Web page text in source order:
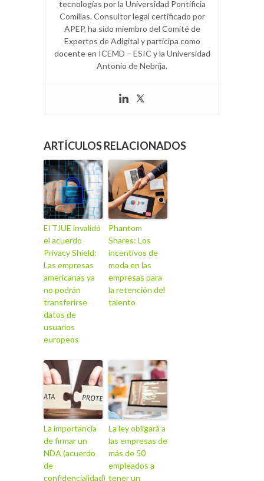
tecnologías por la Universidad Pontificia
Comillas. Consultor legal certificado por
APEP, ha sido miembro del Comité de
Expertos de Adigital y participa como
docente en ICEMD – ESIC y la Universidad
Antonio de Nebrija.
ARTÍCULOS RELACIONADOS
El TJUE invalidó
el acuerdo
Privacy Shield:
Las empresas
americanas ya
no podrán
transferirse
datos de
usuarios
europeos
Phantom
Shares: Los
incentivos de
moda en las
empresas para
la retención del
talento
La importancia
de firmar un
NDA (acuerdo
de
confidencialidad)
La ley obligará a
las empresas de
más de 50
empleados a
tener un